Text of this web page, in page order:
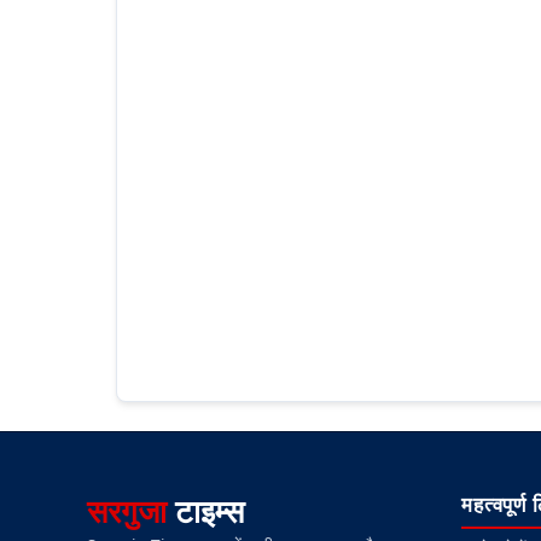
सरगुजाटाइम्स महत्वपूर्ण